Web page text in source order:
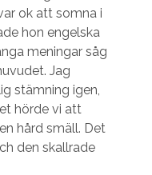
ok att somna i
hon engelska
meningar såg
Jag
stämning igen,
hörde vi att
hård smäll. Det
den skallrade